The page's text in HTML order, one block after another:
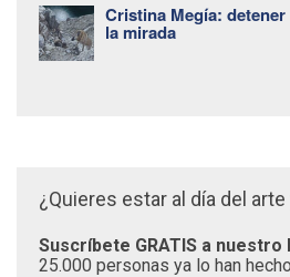
Cristina Megía: detener
la mirada
¿Quieres estar al día del
Suscríbete GRATIS a nuestro
25.000 personas ya lo han hecho